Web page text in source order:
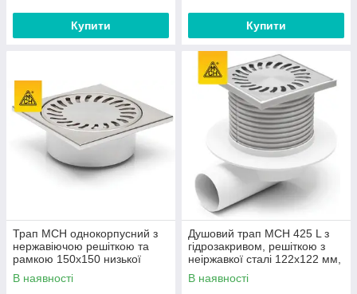
Купити Купити
Трап MCH однокорпусний з
нержавіючою решіткою та
рамкою 150х150 низької
монтажної висоти арт.320 N
В наявності
Душовий трап MCH 425 L з
гідрозакривом, решіткою з
неіржавкої сталі 122х122 мм,
горизонтальний випуск DN50
В наявності